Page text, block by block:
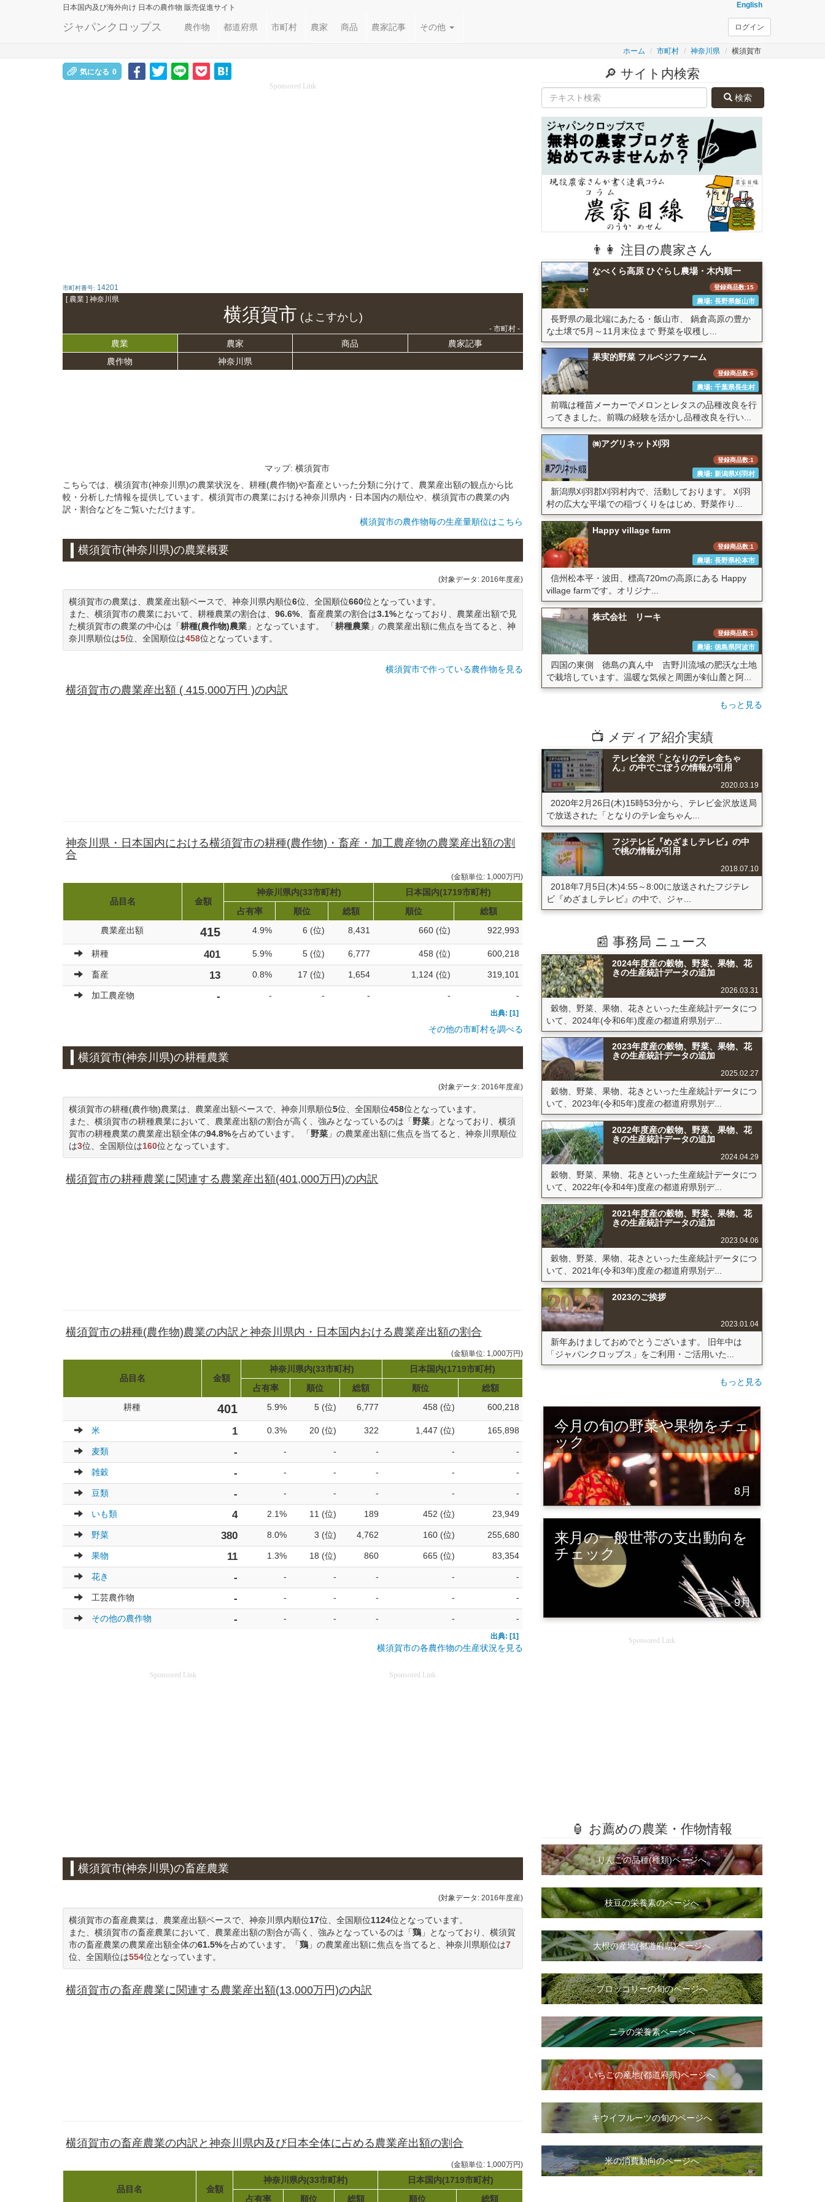
日本国内及び海外向け 日本の農作物 販売促進サイト English
ジャパンクロップス 農作物 都道府県 市町村 農家 商品 農家記事 その他 ログイン
ホーム 市町村 神奈川県 横須賀市
気になる 0
Sponsored Link
市町村番号: 14201
[ 農業 ] 神奈川県
横須賀市 (よこすかし)
- 市町村 -
農業 農家 商品
農家記事
農作物
神奈川県
マップ: 横須賀市
こちらでは、横須賀市(神奈川県)の農業状況を、耕種(農作物)や畜産といった分類に分けて、農業産出額の観点から比
較・分析した情報を提供しています。横須賀市の農業における神奈川県内・日本国内の順位や、横須賀市の農業の内
訳・割合などをご覧いただけます。
横須賀市の農作物毎の生産量順位はこちら
横須賀市(神奈川県)の農業概要
(対象データ: 2016年度産)
横須賀市の農業は、農業産出額ベースで、神奈川県内順位6位、全国順位660位となっています。
また、横須賀市の農業において、耕種農業の割合は、 96.6% 、畜産農業の割合は3.1%となっており、農業産出額で見
た横須賀市の農業の中心は「耕種(農作物)農業 」となっています。 「耕種農業 」の農業産出額に焦点を当てると、神
奈川県順位は5位、全国順位は458位となっています。
横須賀市で作っている農作物を見る
横須賀市の農業産出額 ( 415,000万円 )の内訳
神奈川県・日本国内における横須賀市の耕種(農作物)・畜産・加工農産物の農業産出額の割
合
(金額単位: 1,000万円)
品目名 金額
神奈川県内(33市町村)
日本国内(1719市町村)
占有率
順位 総額 順位
総額
農業産出額
415 4.9% 6 (位) 8,431 660 (位) 922,993
耕種 401 5.9% 5 (位) 6,777 458 (位) 600,218
畜産 13 0.8% 17 (位) 1,654 1,124 (位) 319,101
加工農産物 - - - - - -
出典: [1]
その他の市町村を調べる
横須賀市(神奈川県)の耕種農業
(対象データ: 2016年度産)
横須賀市の耕種(農作物)農業は、農業産出額ベースで、神奈川県順位5位、全国順位458位となっています。
また、横須賀市の耕種農業において、農業産出額の割合が高く、強みとなっているのは「野菜 」となっており、横須
賀市の耕種農業の農業産出額全体の94.8%を占めています。 「野菜 」の農業産出額に焦点を当てると、神奈川県順位
は3位、全国順位は160位となっています。
横須賀市の耕種農業に関連する農業産出額(401,000万円)の内訳
横須賀市の耕種(農作物)農業の内訳と神奈川県内・日本国内おける農業産出額の割合
(金額単位: 1,000万円)
品目名 金額
神奈川県内(33市町村)
日本国内(1719市町村)
占有率
順位 総額 順位
総額
耕種
401 5.9% 5 (位) 6,777 458 (位) 600,218
米 1 0.3% 20 (位) 322 1,447 (位) 165,898
麦類 - - - - - -
雑穀 - - - - - -
豆類 - - - - - -
いも類 4 2.1% 11 (位) 189 452 (位) 23,949
野菜 380 8.0% 3 (位) 4,762 160 (位) 255,680
果物 11 1.3% 18 (位) 860 665 (位) 83,354
花き - - - - - -
工芸農作物 - - - - - -
その他の農作物 - - - - - -
出典: [1]
横須賀市の各農作物の生産状況を見る
Sponsored Link Sponsored Link
横須賀市(神奈川県)の畜産農業
(対象データ: 2016年度産)
横須賀市の畜産農業は、農業産出額ベースで、神奈川県内順位17位、全国順位1124位となっています。
また、横須賀市の畜産農業において、農業産出額の割合が高く、強みとなっているのは「鶏 」となっており、横須賀
市の畜産農業の農業産出額全体の61.5%を占めています。「鶏 」の農業産出額に焦点を当てると、神奈川県順位は7
位、全国順位は554位となっています。
横須賀市の畜産農業に関連する農業産出額(13,000万円)の内訳
横須賀市の畜産農業の内訳と神奈川県内及び日本全体に占める農業産出額の割合
(金額単位: 1,000万円)
品目名 金額
神奈川県内(33市町村)
日本国内(1719市町村)
占有率
順位 総額 順位 総額
🔎 サイト内検索
検索
👨👩 注目の農家さん
なべくら高原 ひぐらし農場・木内順一
登録商品数:15
農場: 長野県飯山市
長野県の最北端にあたる・飯山市、 鍋倉高原の豊か
な土壌で5月～11月末位まで 野菜を収穫し...
果実的野菜 フルベジファーム
登録商品数:6
農場: 千葉県長生村
前職は種苗メーカーでメロンとレタスの品種改良を行
ってきました。前職の経験を活かし品種改良を行い...
㈱アグリネット刈羽
登録商品数:1
農場: 新潟県刈羽村
新潟県刈羽郡刈羽村内で、活動しております。 刈羽
村の広大な平場での稲づくりをはじめ、野菜作り...
Happy village farm
登録商品数:1
農場: 長野県松本市
信州松本平・波田、標高720mの高原にある Happy
village farmです。オリジナ...
株式会社 リーキ
登録商品数:1
農場: 徳島県阿波市
四国の東側 徳島の真ん中 吉野川流域の肥沃な土地
で栽培しています。温暖な気候と周囲が剣山麓と阿...
もっと見る
📺 メディア紹介実績
テレビ金沢「となりのテレ金ちゃ
ん」の中でごぼうの情報が引用
2020.03.19
2020年2月26日(木)15時53分から、テレビ金沢放送局
で放送された「となりのテレ金ちゃん...
フジテレビ『めざましテレビ』の中
で桃の情報が引用
2018.07.10
2018年7月5日(木)4:55～8:00に放送されたフジテレ
ビ『めざましテレビ』の中で、ジャ...
📰 事務局 ニュース
2024年度産の穀物、野菜、果物、花
きの生産統計データの追加
2026.03.31
穀物、野菜、果物、花きといった生産統計データにつ
いて、2024年(令和6年)度産の都道府県別デ...
2023年度産の穀物、野菜、果物、花
きの生産統計データの追加
2025.02.27
穀物、野菜、果物、花きといった生産統計データにつ
いて、2023年(令和5年)度産の都道府県別デ...
2022年度産の穀物、野菜、果物、花
きの生産統計データの追加
2024.04.29
穀物、野菜、果物、花きといった生産統計データにつ
いて、2022年(令和4年)度産の都道府県別デ...
2021年度産の穀物、野菜、果物、花
きの生産統計データの追加
2023.04.06
穀物、野菜、果物、花きといった生産統計データにつ
いて、2021年(令和3年)度産の都道府県別デ...
2023のご挨拶
2023.01.04
新年あけましておめでとうございます。 旧年中は
「ジャパンクロップス」をご利用・ご活用いた...
もっと見る
今月の旬の野菜や果物をチェ
ック
8月
来月の一般世帯の支出動向を
チェック
9月
Sponsored Link
🏮 お薦めの農業・作物情報
りんごの品種(種類)ページへ
枝豆の栄養素のページへ
大根の産地(都道府県)ページへ
ブロッコリーの旬のページへ
ニラの栄養素ページへ
いちごの産地(都道府県)ページへ
キウイフルーツの旬のページへ
米の消費動向のページへ